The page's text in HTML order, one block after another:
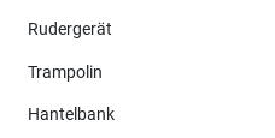
Rudergerät
Trampolin
Hantelbank